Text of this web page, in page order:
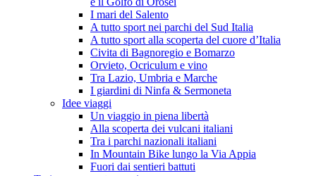
I mari del Salento
A tutto sport nei parchi del Sud Italia
A tutto sport alla scoperta del cuore d’Italia
Civita di Bagnoregio e Bomarzo
Orvieto, Ocriculum e vino
Tra Lazio, Umbria e Marche
I giardini di Ninfa & Sermoneta
Idee viaggi
Un viaggio in piena libertà
Alla scoperta dei vulcani italiani
Tra i parchi nazionali italiani
In Mountain Bike lungo la Via Appia
Fuori dai sentieri battuti